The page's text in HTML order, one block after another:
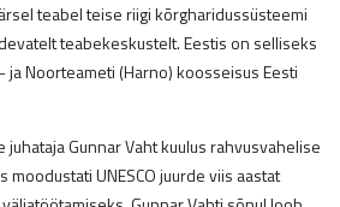
teabel teise riigi kõrgharidussüsteemi
teabekeskustelt. Eestis on selliseks
Noorteameti (Harno) koosseisus Eesti
juhataja Gunnar Vaht kuulus rahvusvahelise
UNESCO juurde viis aastat